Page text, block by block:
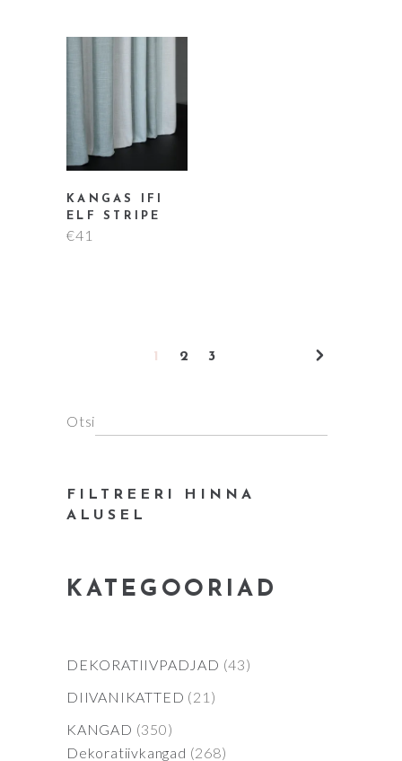
KANGAS IFI
ELF STRIPE
€41
1 2 3
Otsi
FILTREERI HINNA
ALUSEL
KATEGOORIAD
DEKORATIIVPADJAD 4343
DIIVANIKATTED 21 21
KANGAD 350350
products
Dekoratiivkangad 268268